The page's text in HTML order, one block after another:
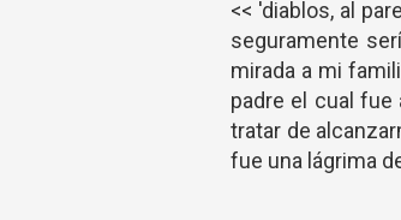
<< 'diablos, al
seguramente
mirada a mi
padre el cual fue
tratar de
fue una lágrima